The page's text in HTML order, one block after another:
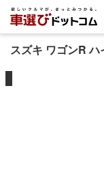
スズキ ワゴンR